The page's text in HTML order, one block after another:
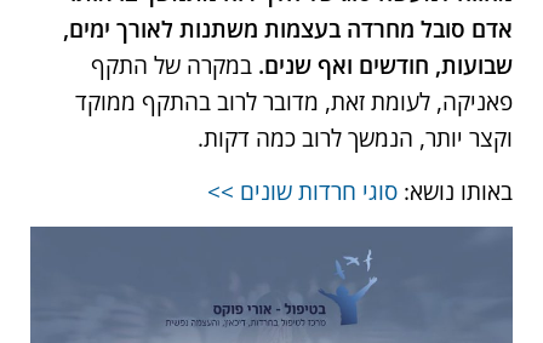
אדם סובל מחרדה בעצמות משתנות לאורך ימים,
שבועות, חודשים ואף שנים. במקרה של התקף
פאניקה, לעומת זאת, מדובר לרוב בהתקף ממוקד
וקצר יותר, הנמשך לרוב כמה דקות.
באותו נושא: סוגי חרדותשונים >>